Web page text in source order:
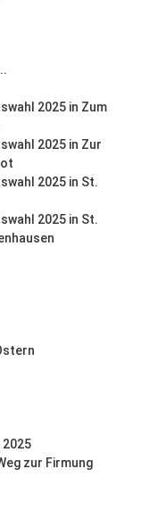
2025 in Zum
2025 in Zur
2025 in St.
2025 in St.
zur Firmung